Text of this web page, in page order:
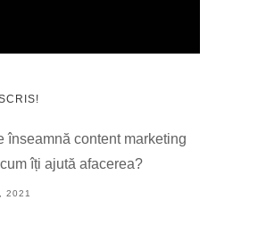
înseamnă content marketing
îți ajută afacerea?
2021